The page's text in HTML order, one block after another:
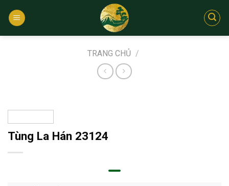
qua
TRANG CHỦ /
Tùng La Hán 23124